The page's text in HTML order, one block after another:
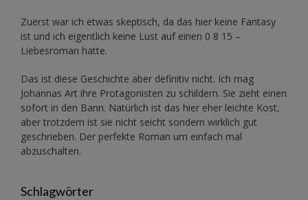
Zuerst war ich etwas skeptisch, da das hier keine Fantasy
ist und ich eigentlich keine Lust auf einen 0 8 15 –
Liebesroman hatte.
Das ist diese Geschichte aber definitiv nicht. Ich mag
Johannas Art ihre Protagonisten zu schildern. Sie zieht einen
sofort in den Bann. Natürlich ist das hier eher leichte Kost,
aber trotzdem ist sie nicht seicht sondern wirklich gut
geschrieben. Der perfekte Roman um einfach mal
abzuschalten.
Schlagwörter